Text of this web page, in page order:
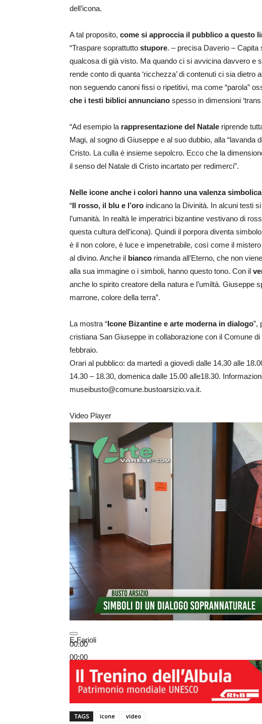
dell’icona.
A tal proposito, come si approccia il pubblico a questo
“Traspare soprattutto stupore. – precisa Daverio –
qualcosa di già visto. Ma quando ci si avvicina davvero e
rende conto di quanta ‘ricchezza’ di contenuti ci sia
non seguendo canoni fissi o ripetitivi, ma come “parola”
che i testi biblici annunciano spesso in dimensioni
“Ad esempio la rappresentazione del Natale riprende
Magi, al sogno di Giuseppe e al suo dubbio, alla “lavanda
Cristo. La culla è insieme sepolcro. Ecco che la
il senso del Natale di Cristo incartato per redimerci”.
Nelle icone anche i colori hanno una valenza
“Il rosso, il blu e l’oro indicano la Divinità. In alcuni testi
l’umanità. In realtà le imperatrici bizantine vestivano di
questa cultura dell’icona). Quindi il porpora diventa
è il non colore, è luce e impenetrabile, così come il
al divino. Anche il bianco rimanda all’Eterno, che non
alla sua immagine o i simboli, hanno questo tono. Con il
anche lo spirito creatore della natura e l’umiltà. Giuseppe
marrone, colore della terra”.
La mostra “Icone Bizantine e arte moderna in dialogo”,
cristiana San Giuseppe in collaborazione con il Comune
febbraio.
Orari al pubblico: da martedì a giovedì dalle 14.30 alle
14.30 – 18.30, domenica dalle 15.00 alle18.30.
museibusto@comune.bustoarsizio.va.it.
Video Player
00:00
00:00
02:37
Usa i tasti freccia su/giù per aumentare o diminuire il
E.Farioli
TAGS icone video